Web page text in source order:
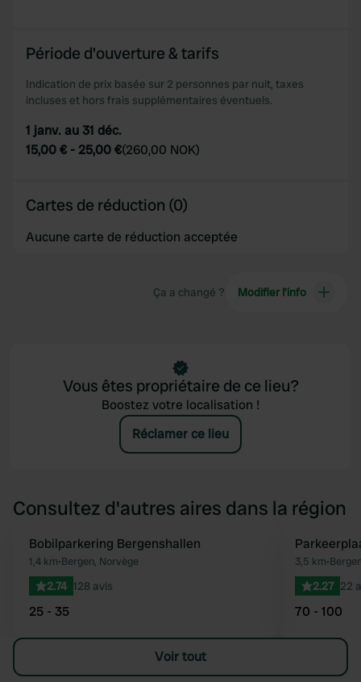
Période d'ouverture & tarifs
Indication de prix basée sur 2 personnes par nuit, taxes
incluses et hors frais supplémentaires éventuels.
1 janv. au 31 déc.
15,00 € - 25,00 €(260,00 NOK)
Cartes de réduction (0)
Aucune carte de réduction acceptée
Ça a changé ? Modifier l’info
Vous êtes propriétaire de ce lieu?
Boostez votre localisation !
Réclamer ce lieu
Consultez d'autres aires dans la région
Préféré
Bobilparkering Bergenshallen
1,4 km•Bergen, Norvège
2.74 128 avis
25 - 35
3,5 km•
2.27 22
70 - 100
Voir tout